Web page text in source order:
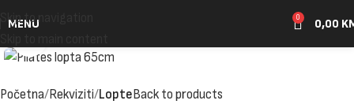
Skip to navigation
MENU 0 0,00
Početna Rekviziti LopteBack to products